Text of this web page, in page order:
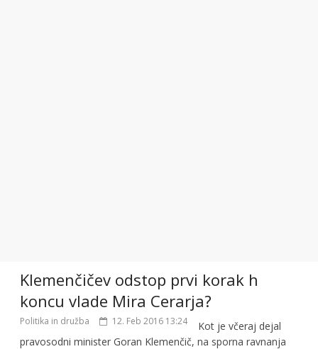
Klemenčičev odstop prvi korak h
koncu vlade Mira Cerarja?
Politika in družba 12. Feb 2016 13:24
Kot je včeraj dejal
pravosodni minister Goran Klemenčič, na sporna ravnanja